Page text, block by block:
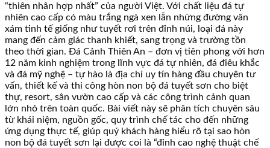
“thiên nhân hợp nhất” của người Việt. Với chất liệu đá tự
nhiên cao cấp có màu trắng ngà xen lẫn những đường vân
xám tinh tế giống như tuyết rơi trên đỉnh núi, loại đá này
mang đến cảm giác thanh khiết, sang trọng và trường tồn
theo thời gian. Đá Cảnh Thiên An – đơn vị tiên phong với hơn
12 năm kinh nghiệm trong lĩnh vực đá tự nhiên, đá điêu khắc
và đá mỹ nghệ – tự hào là địa chỉ uy tín hàng đầu chuyên tư
vấn, thiết kế và thi công hòn non bộ đá tuyết sơn cho biệt
thự, resort, sân vườn cao cấp và các công trình cảnh quan
lớn nhỏ trên toàn quốc. Bài viết này sẽ phân tích chuyên sâu
từ khái niệm, nguồn gốc, quy trình chế tác cho đến những
ứng dụng thực tế, giúp quý khách hàng hiểu rõ tại sao hòn
non bộ đá tuyết sơn lại được coi là “đỉnh cao nghệ thuật chế